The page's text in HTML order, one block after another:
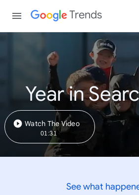
Trends
Year in
Watch The Video
01:31
See what